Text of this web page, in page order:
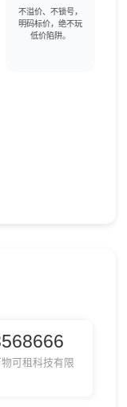
不溢价、不锁号，
明码标价，绝不玩
低价陷阱。
可租科技有限